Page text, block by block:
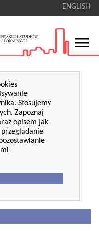
ENGLISH
Stosujemy
Zapoznaj
opisem jak
przeglądanie